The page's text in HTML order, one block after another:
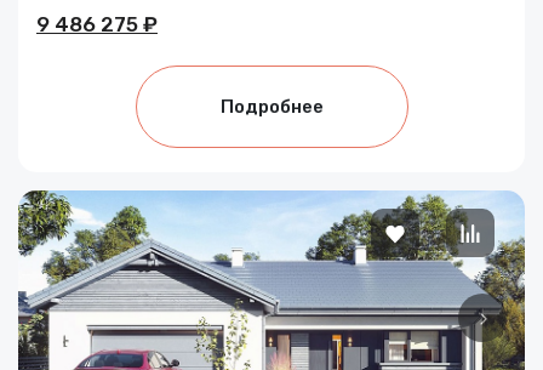
9 486 275 ₽
Подробнее